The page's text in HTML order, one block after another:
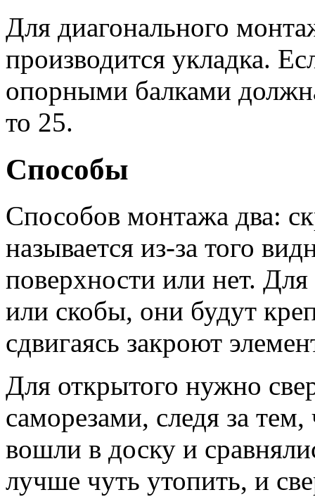
Для диагонального
производится укладка.
опорными балками
то 25.
Способы
Способов монтажа два:
называется из-за того
поверхности или нет.
или скобы, они будут
сдвигаясь закроют
Для открытого нужно
саморезами, следя за
вошли в доску и
лучше чуть утопить, и